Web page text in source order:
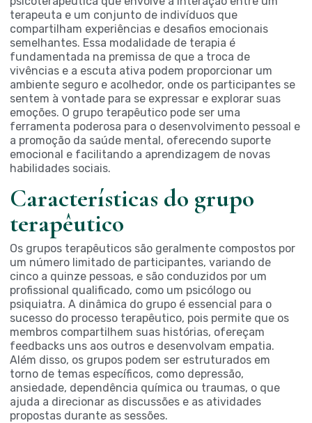
terapeuta e um conjunto de indivíduos que
compartilham experiências e desafios emocionais
semelhantes. Essa modalidade de terapia é
fundamentada na premissa de que a troca de
vivências e a escuta ativa podem proporcionar um
ambiente seguro e acolhedor, onde os participantes se
sentem à vontade para se expressar e explorar suas
emoções. O grupo terapêutico pode ser uma
ferramenta poderosa para o desenvolvimento pessoal e
a promoção da saúde mental, oferecendo suporte
emocional e facilitando a aprendizagem de novas
habilidades sociais.
Características do grupo
terapêutico
Os grupos terapêuticos são geralmente compostos por
um número limitado de participantes, variando de
cinco a quinze pessoas, e são conduzidos por um
profissional qualificado, como um psicólogo ou
psiquiatra. A dinâmica do grupo é essencial para o
sucesso do processo terapêutico, pois permite que os
membros compartilhem suas histórias, ofereçam
feedbacks uns aos outros e desenvolvam empatia.
Além disso, os grupos podem ser estruturados em
torno de temas específicos, como depressão,
ansiedade, dependência química ou traumas, o que
ajuda a direcionar as discussões e as atividades
propostas durante as sessões.